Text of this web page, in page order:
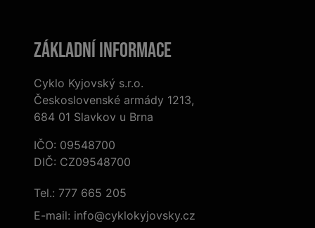
Základní informace
Cyklo Kyjovský s.r.o.
Československé armády 1213,
684 01 Slavkov u Brna
IČO: 09548700
DIČ: CZ09548700
Tel.: 777 665 205
E-mail: info@cyklokyjovsky.cz